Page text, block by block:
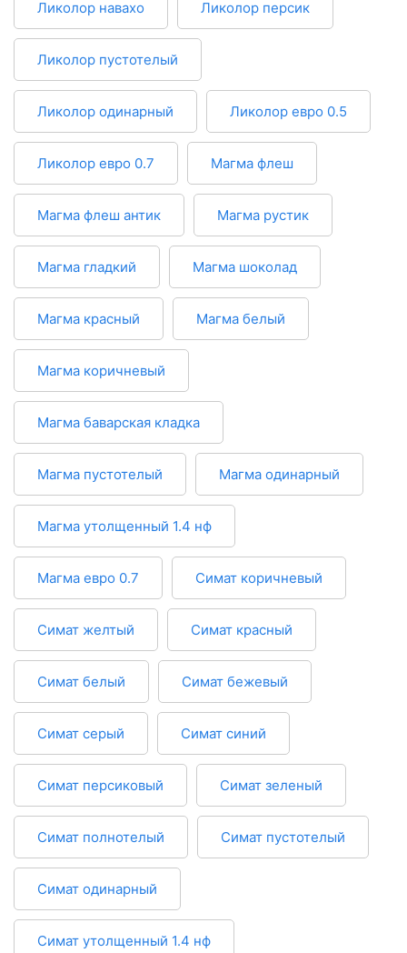
Ликолор навахо Ликолор персик
Ликолор пустотелый
Ликолор одинарный Ликолор евро 0.5
Ликолор евро 0.7 Магма флеш
Магма флеш антик Магма рустик
Магма гладкий Магма шоколад
Магма красный Магма белый
Магма коричневый
Магма баварская кладка
Магма пустотелый Магма одинарный
Магма утолщенный 1.4 нф
Магма евро 0.7 Симат коричневый
Симат желтый Симат красный
Симат белый Симат бежевый
Симат серый Симат синий
Симат персиковый Симат зеленый
Симат полнотелый Симат пустотелый
Симат одинарный
Симат утолщенный 1.4 нф